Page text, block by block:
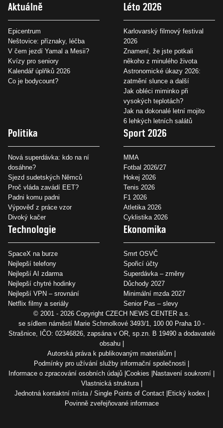
Aktuálně
Epicentrum
Neštovice: příznaky, léčba
V čem jezdí Yamal a Mesii?
Kvízy pro seniory
Kalendář úplňků 2026
Co je bodycount?
Léto 2026
Karlovarský filmový festival
2026
Znamení, že jste potkali
někoho z minulého života
Astronomické úkazy 2026:
zatmění slunce a další
Jak obléci miminko při
vysokých teplotách?
Jak na dokonalé letní mojito
6 lehkých letních salátů
Politika
Nová superdávka: kdo na ní
dosáhne?
Sjezd sudetských Němců
Proč vláda zavádí EET?
Padni komu padni
Výpověď z práce vzor
Divoký kačer
Sport 2026
MMA
Fotbal 2026/27
Hokej 2026
Tenis 2026
F1 2026
Atletika 2026
Cyklistika 2026
Technologie
SpaceX na burze
Nejlepší telefony
Nejlepší AI zdarma
Nejlepší chytré hodinky
Nejlepší VPN – srovnání
Netflix filmy a seriály
Ekonomika
Smrt OSVČ
Spořicí účty
Superdávka – změny
Důchody 2027
Minimální mzda 2027
Senior Pas – slevy
© 2001 - 2026 Copyright CZECH NEWS CENTER a.s.
se sídlem náměstí Marie Schmolkové 3493/1, 100 00 Praha 10 -
Strašnice, IČO: 02346826, zapsána v OR, sp.zn. B 19490 a dodavatelé
obsahu
Autorská práva k publikovaným materiálům
Podmínky pro užívání služby informační společnosti
Informace o zpracování osobních údajů Cookies
Nastavení soukromí
Vlastnická struktura
Jednotná kontaktní místa / Single Points of Contact
Etický kodex
Povinně zveřejňované informace